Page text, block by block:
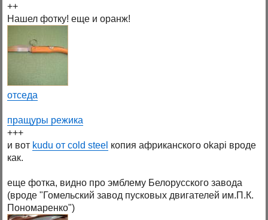
++
Нашел фотку! еще и оранж!
отседа
пращуры режика
+++
и вот kudu от cold steel копия африканского okapi вроде
как.
еще фотка, видно про эмблему Белорусского завода
(вроде "Гомельский завод пусковых двигателей им.П.К.
Пономаренко")